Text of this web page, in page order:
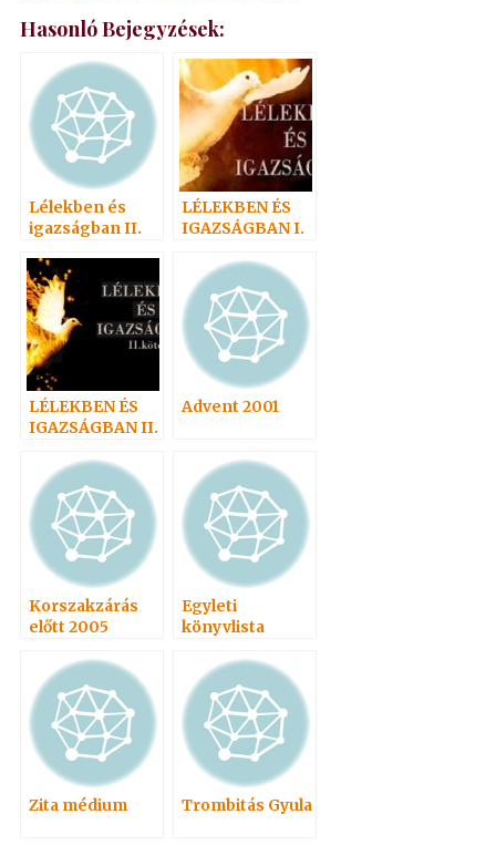
Hasonló Bejegyzések:
Lélekben és
igazságban II.
LÉLEKBEN ÉS
IGAZSÁGBAN I.
LÉLEKBEN ÉS
IGAZSÁGBAN II.
Advent 2001
Korszakzárás
előtt 2005
Egyleti
könyvlista
Zita médium Trombitás Gyula